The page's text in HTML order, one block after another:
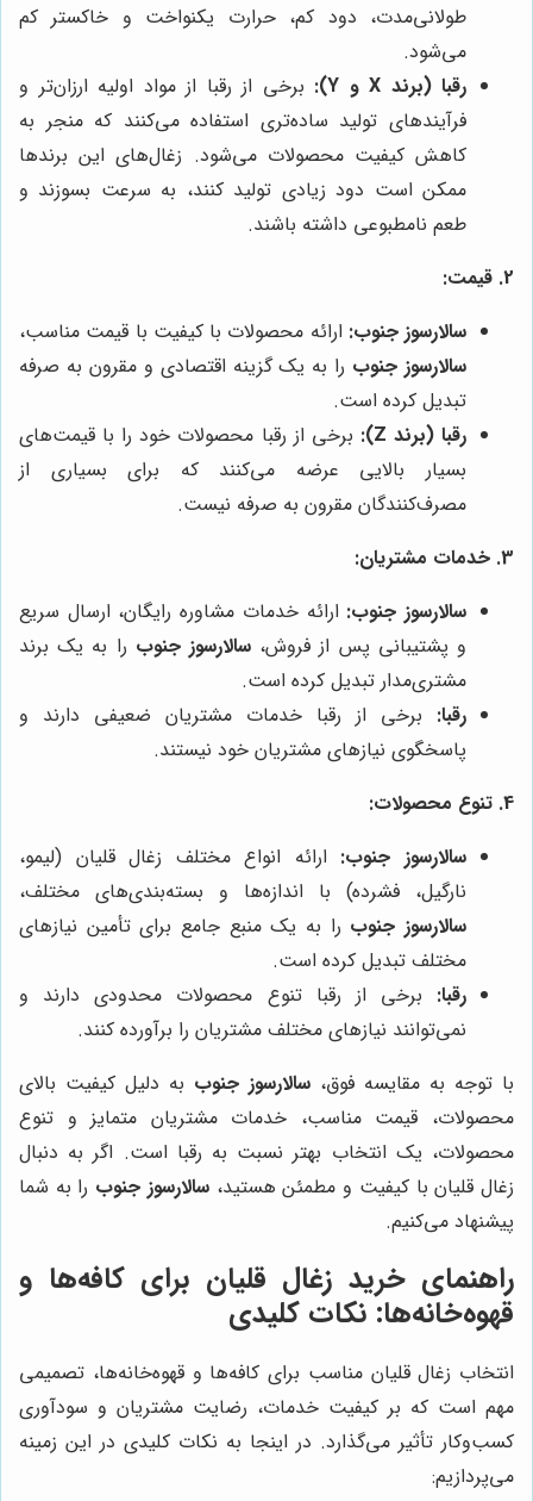
طولانی‌مدت، دود کم، حرارت یکنواخت و خاکستر کم
می‌شود.
رقبا (برند X و Y):
برخی از رقبا از مواد اولیه ارزان‌تر و
فرآیندهای تولید ساده‌تری استفاده می‌کنند که منجر به
کاهش کیفیت محصولات می‌شود. زغال‌های این برندها
ممکن است دود زیادی تولید کنند، به سرعت بسوزند و
طعم نامطبوعی داشته باشند.
2. قیمت:
سالارسوز جنوب: ارائه محصولات با کیفیت با قیمت مناسب،
سالارسوز جنوب را به یک گزینه اقتصادی و مقرون به صرفه
تبدیل کرده است.
رقبا (برند Z):
برخی از رقبا محصولات خود را با قیمت‌های
بسیار بالایی عرضه می‌کنند که برای بسیاری از
مصرف‌کنندگان مقرون به صرفه نیست.
3. خدمات مشتریان:
سالارسوز جنوب: ارائه خدمات مشاوره رایگان، ارسال سریع
و پشتیبانی پس از فروش، سالارسوز جنوب را به یک برند
مشتری‌مدار تبدیل کرده است.
رقبا: برخی از رقبا خدمات مشتریان ضعیفی دارند و
پاسخگوی نیازهای مشتریان خود نیستند.
4. تنوع محصولات:
سالارسوز جنوب: ارائه انواع مختلف زغال قلیان (لیمو،
نارگیل، فشرده) با اندازه‌ها و بسته‌بندی‌های مختلف،
سالارسوز جنوب را به یک منبع جامع برای تأمین نیازهای
مختلف تبدیل کرده است.
رقبا: برخی از رقبا تنوع محصولات محدودی دارند و
نمی‌توانند نیازهای مختلف مشتریان را برآورده کنند.
با توجه به مقایسه فوق، سالارسوز جنوب به دلیل کیفیت بالای
محصولات، قیمت مناسب، خدمات مشتریان متمایز و تنوع
محصولات، یک انتخاب بهتر نسبت به رقبا است. اگر به دنبال
زغال قلیان با کیفیت و مطمئن هستید،سالارسوز جنوب را به شما
پیشنهاد می‌کنیم.
راهنمای خرید زغال قلیان برای کافه‌ها و
قهوه‌خانه‌ها: نکات کلیدی
انتخاب زغال قلیان مناسب برای کافه‌ها و قهوه‌خانه‌ها، تصمیمی
مهم است که بر کیفیت خدمات، رضایت مشتریان و سودآوری
کسب‌وکار تأثیر می‌گذارد. در اینجا به نکات کلیدی در این زمینه
می‌پردازیم: